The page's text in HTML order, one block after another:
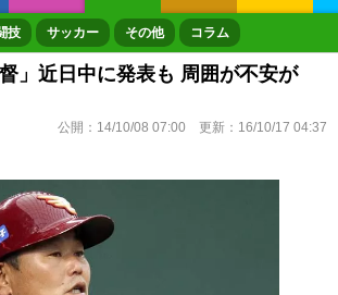
オートレース
技 サッカー その他 コラム
」近日中に発表も 周囲が不安が
公開： 14/10/08 07:00 更新： 16/10/17 04:37